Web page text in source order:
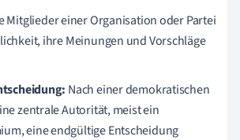
Mitglieder einer Organisation oder Partei
ihre Meinungen und Vorschläge
Nach einer demokratischen
zentrale Autorität, meist ein
eine endgültige Entscheidung